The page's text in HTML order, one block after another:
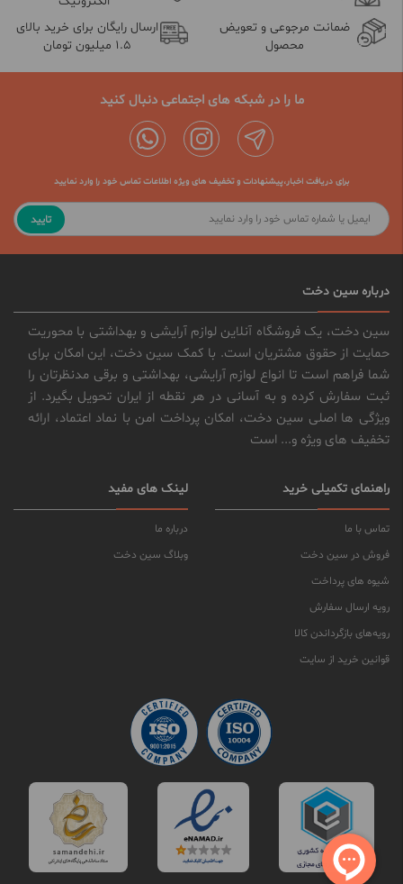
ضمانت مرجوعی و تعویض
محصول
ارسال رایگان برای خرید بالای
1.5 میلیون تومان
ما را در شبکه های اجتماعی دنبال کنید
برای دریافت اخبار،پیشنهادات و تخفیف های ویژه اطلاعات تماس خود را وارد نمایید
تایید
درباره سین دخت
سین دخت، یک فروشگاه آنلاین لوازم آرایشی و بهداشتی با محوریت
حمایت از حقوق مشتریان است. با کمک سین دخت، این امکان برای
شما فراهم است تا انواع لوازم آرایشی، بهداشتی و برقی مدنظرتان را
ثبت سفارش کرده و به آسانی در هر نقطه از ایران تحویل بگیرد. از
ویژگی ها اصلی سین دخت، امکان پرداخت امن با نماد اعتماد، ارائه
تخفیف های ویژه و... است
راهنمای تکمیلی خرید
تماس با ما
فروش در سین دخت
شیوه های پرداخت
رویه ارسال سفارش
رویه‌های بازگرداندن کالا
قوانین خرید از سایت
لینک های مفید
درباره ما
وبلاگ سین دخت